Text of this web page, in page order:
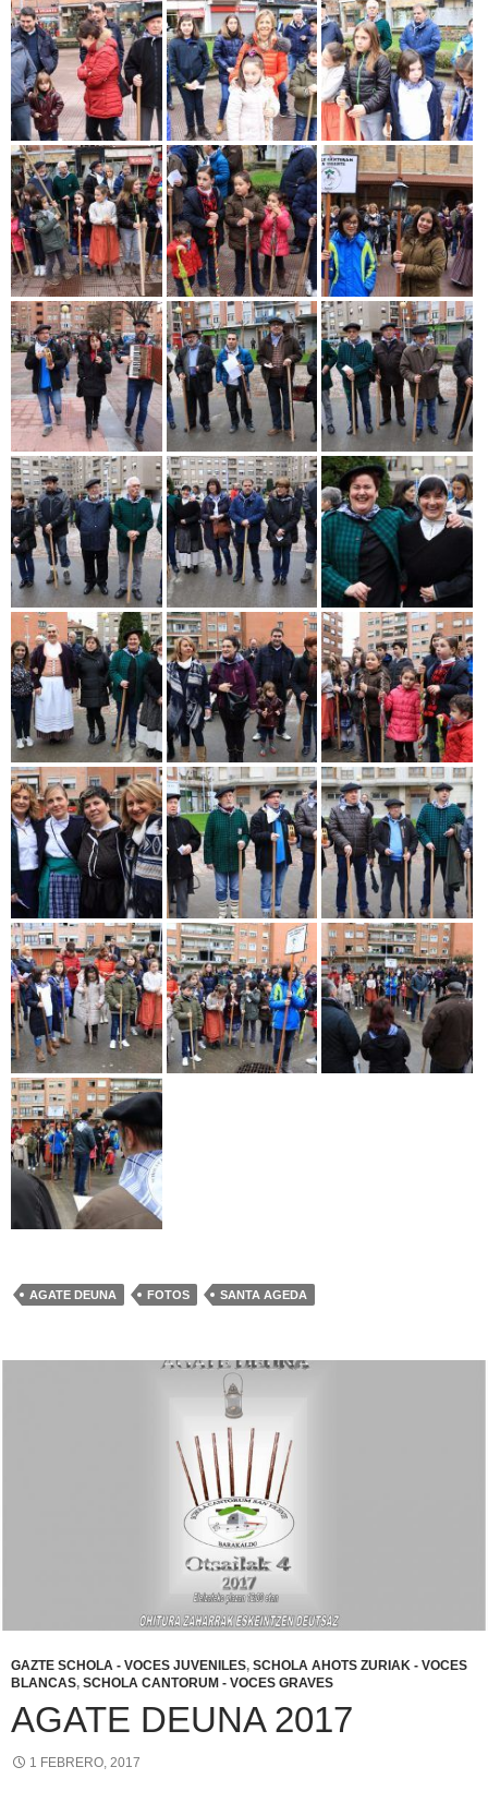
AGATE DEUNA FOTOS SANTA AGEDA
GAZTE SCHOLA - VOCES JUVENILES, SCHOLA AHOTS ZURIAK - VOCES
BLANCAS, SCHOLA CANTORUM - VOCES GRAVES
AGATE DEUNA 2017
1 FEBRERO, 2017